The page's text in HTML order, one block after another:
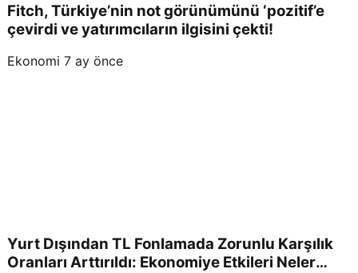
Fitch, Türkiye’nin not görünümünü ‘pozitif’e
çevirdi ve yatırımcıların ilgisini çekti!
Ekonomi 7 ay önce
Yurt Dışından TL Fonlamada Zorunlu Karşılık
Oranları Arttırıldı: Ekonomiye Etkileri Neler